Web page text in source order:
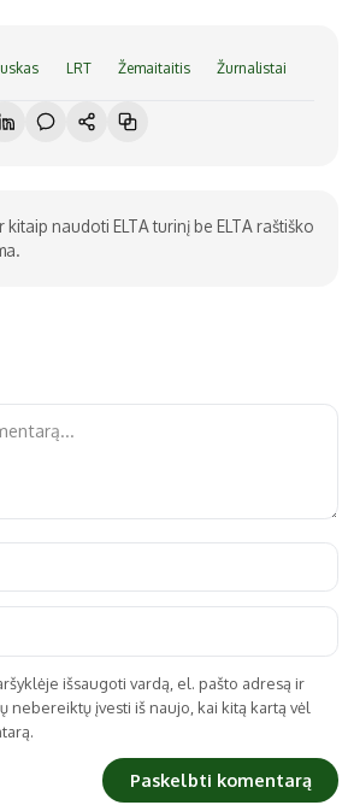
LRT Žemaitaitis Žurnalistai
naudoti ELTA turinį be ELTA raštiško
išsaugoti vardą, el. pašto adresą ir
nebereiktų įvesti iš naujo, kai kitą kartą vėl